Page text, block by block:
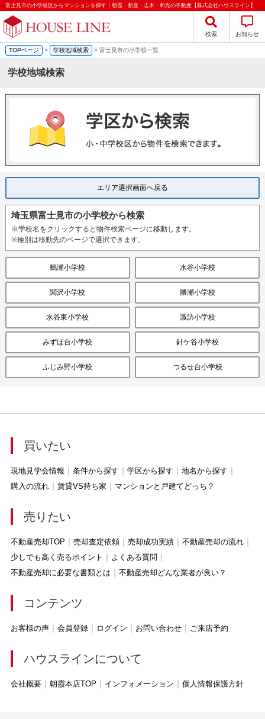
富士見市の小学校区からマンションを探す｜朝霞・新座・志木・和光の不動産【株式会社ハウスライン】
検索 お知らせ
TOPページ > 学校地域検索 > 富士見市の小学校一覧
学校地域検索
エリア選択画面へ戻る
埼玉県富士見市の小学校から検索
※学校名をクリックすると物件検索ページに移動します。
※種別は移動先のページで選択できます。
鶴瀬小学校 水谷小学校
関沢小学校 勝瀬小学校
水谷東小学校 諏訪小学校
みずほ台小学校 針ケ谷小学校
ふじみ野小学校 つるせ台小学校
買いたい
現地見学会情報 条件から探す 学区から探す
地名から探す
購入の流れ
賃貸VS持ち家 マンションと戸建てどっち？
売りたい
不動産売却TOP 売却査定依頼 売却成功実績
不動産売却の流れ
少しでも高く売るポイント
よくある質問
不動産売却に必要な書類とは
不動産売却どんな業者が良い？
コンテンツ
お客様の声 会員登録 ログイン お問い合わせ ご来店予約
ハウスラインについて
会社概要 朝霞本店TOP インフォメーション 個人情報保護方針